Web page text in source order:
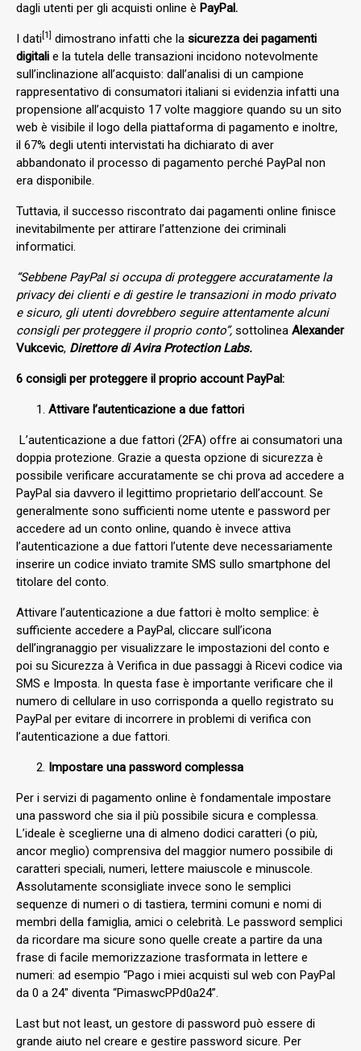
dagli utenti per gli acquisti online è PayPal.
I dati[1] dimostrano infatti che la sicurezza dei pagamenti
digitali e la tutela delle transazioni incidono notevolmente
sull’inclinazione all’acquisto: dall’analisi di un campione
rappresentativo di consumatori italiani si evidenzia infatti una
propensione all’acquisto 17 volte maggiore quando su un sito
web è visibile il logo della piattaforma di pagamento e inoltre,
il 67% degli utenti intervistati ha dichiarato di aver
abbandonato il processo di pagamento perché PayPal non
era disponibile.
Tuttavia, il successo riscontrato dai pagamenti online finisce
inevitabilmente per attirare l’attenzione dei criminali
informatici.
“Sebbene PayPal si occupa di proteggere accuratamente la
privacy dei clienti e di gestire le transazioni in modo privato
e sicuro, gli utenti dovrebbero seguire attentamente alcuni
consigli per proteggere il proprio conto”, sottolinea Alexander
Vukcevic, Direttore di Avira Protection Labs.
6 consigli per proteggere il proprio account PayPal:
Attivare l’autenticazione a due fattori
L’autenticazione a due fattori (2FA) offre ai consumatori una
doppia protezione. Grazie a questa opzione di sicurezza è
possibile verificare accuratamente se chi prova ad accedere a
PayPal sia davvero il legittimo proprietario dell’account. Se
generalmente sono sufficienti nome utente e password per
accedere ad un conto online, quando è invece attiva
l’autenticazione a due fattori l’utente deve necessariamente
inserire un codice inviato tramite SMS sullo smartphone del
titolare del conto.
Attivare l’autenticazione a due fattori è molto semplice: è
sufficiente accedere a PayPal, cliccare sull’icona
dell’ingranaggio per visualizzare le impostazioni del conto e
poi su Sicurezza à Verifica in due passaggi à Ricevi codice via
SMS e Imposta. In questa fase è importante verificare che il
numero di cellulare in uso corrisponda a quello registrato su
PayPal per evitare di incorrere in problemi di verifica con
l’autenticazione a due fattori.
Impostare una password complessa
Per i servizi di pagamento online è fondamentale impostare
una password che sia il più possibile sicura e complessa.
L’ideale è sceglierne una di almeno dodici caratteri (o più,
ancor meglio) comprensiva del maggior numero possibile di
caratteri speciali, numeri, lettere maiuscole e minuscole.
Assolutamente sconsigliate invece sono le semplici
sequenze di numeri o di tastiera, termini comuni e nomi di
membri della famiglia, amici o celebrità. Le password semplici
da ricordare ma sicure sono quelle create a partire da una
frase di facile memorizzazione trasformata in lettere e
numeri: ad esempio “Pago i miei acquisti sul web con PayPal
da 0 a 24″ diventa “PimaswcPPd0a24”.
Last but not least, un gestore di password può essere di
grande aiuto nel creare e gestire password sicure. Per